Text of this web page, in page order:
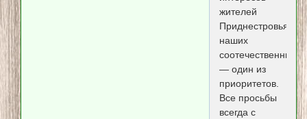
жителей
Приднестровья,
наших
соотечественников
— один из
приоритетов.
Все просьбы
всегда с